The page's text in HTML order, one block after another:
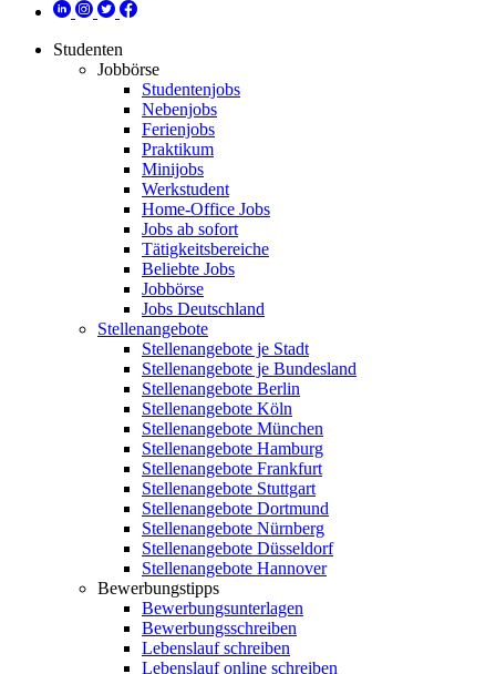
Studenten
Jobbörse
Studentenjobs
Nebenjobs
Ferienjobs
Praktikum
Minijobs
Werkstudent
Home-Office Jobs
Jobs ab sofort
Tätigkeitsbereiche
Beliebte Jobs
Jobbörse
Jobs Deutschland
Stellenangebote
Stellenangebote je Stadt
Stellenangebote je Bundesland
Stellenangebote Berlin
Stellenangebote Köln
Stellenangebote München
Stellenangebote Hamburg
Stellenangebote Frankfurt
Stellenangebote Stuttgart
Stellenangebote Dortmund
Stellenangebote Nürnberg
Stellenangebote Düsseldorf
Stellenangebote Hannover
Bewerbungstipps
Bewerbungsunterlagen
Bewerbungsschreiben
Lebenslauf schreiben
Lebenslauf online schreiben